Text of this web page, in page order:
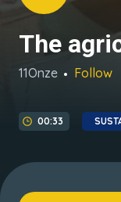
The
11Onze Follow
00:33